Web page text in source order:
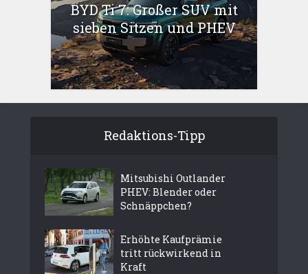
BYD Ti 7: Großer SUV mit
sieben Sitzen und PHEV
Redaktions-Tipp
Mitsubishi Outlander
PHEV: Blender oder
Schnäppchen?
Erhöhte Kaufprämie
tritt rückwirkend in
Kraft